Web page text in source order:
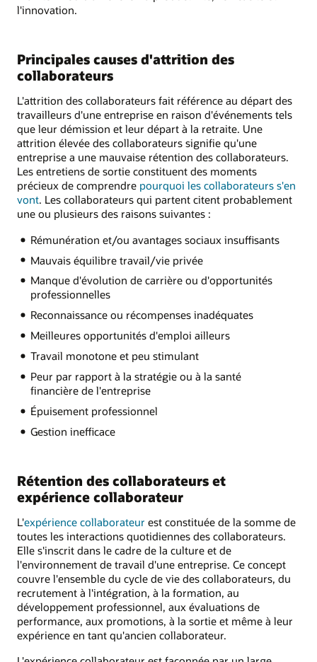
l'innovation.
Principales causes d'attrition des
collaborateurs
L'attrition des collaborateurs fait référence au départ des
travailleurs d'une entreprise en raison d'événements tels
que leur démission et leur départ à la retraite. Une
attrition élevée des collaborateurs signifie qu'une
entreprise a une mauvaise rétention des collaborateurs.
Les entretiens de sortie constituent des moments
précieux de comprendre pourquoi les collaborateurs s'en
vont. Les collaborateurs qui partent citent probablement
une ou plusieurs des raisons suivantes :
Rémunération et/ou avantages sociaux insuffisants
Mauvais équilibre travail/vie privée
Manque d'évolution de carrière ou d'opportunités
professionnelles
Reconnaissance ou récompenses inadéquates
Meilleures opportunités d'emploi ailleurs
Travail monotone et peu stimulant
Peur par rapport à la stratégie ou à la santé
financière de l'entreprise
Épuisement professionnel
Gestion inefficace
Rétention des collaborateurs et
expérience collaborateur
L'expérience collaborateur est constituée de la somme de
toutes les interactions quotidiennes des collaborateurs.
Elle s'inscrit dans le cadre de la culture et de
l'environnement de travail d'une entreprise. Ce concept
couvre l'ensemble du cycle de vie des collaborateurs, du
recrutement à l'intégration, à la formation, au
développement professionnel, aux évaluations de
performance, aux promotions, à la sortie et même à leur
expérience en tant qu'ancien collaborateur.